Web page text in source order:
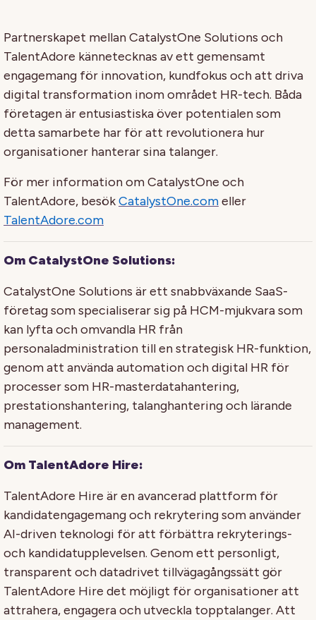
Partnerskapet mellan CatalystOne Solutions och
TalentAdore kännetecknas av ett gemensamt
engagemang för innovation, kundfokus och att driva
digital transformation inom området HR-tech. Båda
företagen är entusiastiska över potentialen som
detta samarbete har för att revolutionera hur
organisationer hanterar sina talanger.
För mer information om CatalystOne och
TalentAdore, besökCatalystOne.comeller
TalentAdore.com
Om CatalystOne Solutions:
CatalystOne Solutions är ett snabbväxande SaaS-
företag som specialiserar sig på HCM-mjukvara som
kan lyfta och omvandla HR från
personaladministration till en strategisk HR-funktion,
genom att använda automation och digital HR för
processer som HR-masterdatahantering,
prestationshantering, talanghantering och lärande
management.
Om TalentAdore Hire:
TalentAdore Hire är en avancerad plattform för
kandidatengagemang och rekrytering som använder
AI-driven teknologi för att förbättra rekryterings-
och kandidatupplevelsen. Genom ett personligt,
transparent och datadrivet tillvägagångssätt gör
TalentAdore Hire det möjligt för organisationer att
attrahera, engagera och utveckla topptalanger. Att